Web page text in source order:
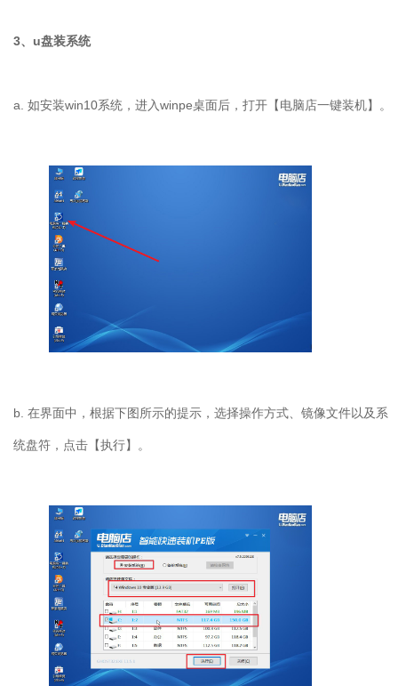
3、u盘装系统
a. 如安装win10系统，进入winpe桌面后，打开【电脑店一键装机】。
b. 在界面中，根据下图所示的提示，选择操作方式、镜像文件以及系
统盘符，点击【执行】。